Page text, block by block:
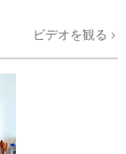
ビデオを観る